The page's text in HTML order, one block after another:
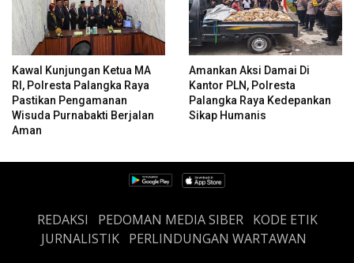
Kawal Kunjungan Ketua MA
RI, Polresta Palangka Raya
Pastikan Pengamanan
Wisuda Purnabakti Berjalan
Aman
Amankan Aksi Damai Di
Kantor PLN, Polresta
Palangka Raya Kedepankan
Sikap Humanis
REDAKSI PEDOMAN MEDIA SIBER
KODE ETIK
JURNALISTIK PERLINDUNGAN WARTAWAN